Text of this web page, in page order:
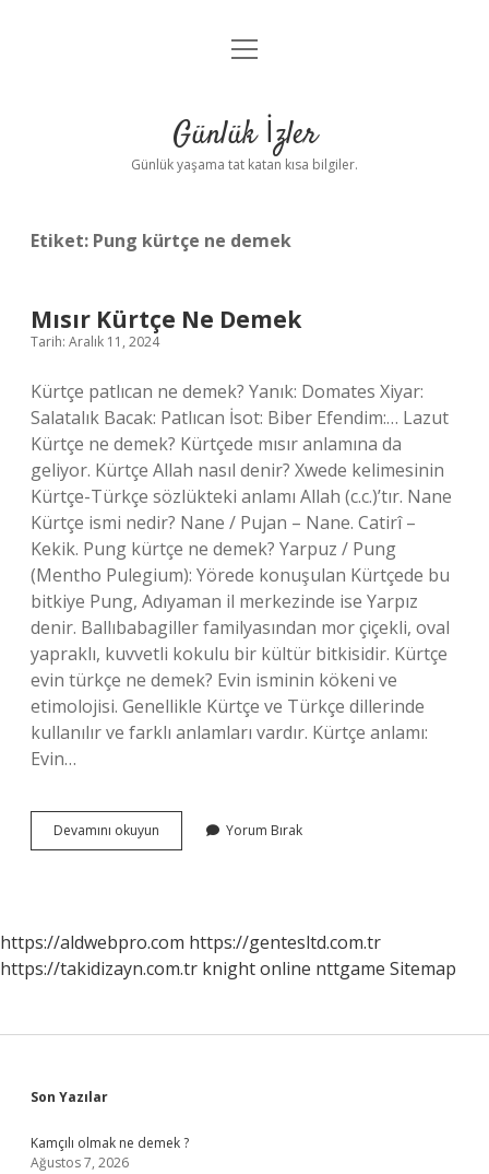
Anasayfa
Yasal Uyarı
menüyü
Günlük İzler
Günlük yaşama tat katan kısa bilgiler.
Etiket: Pung kürtçe ne demek
Mısır Kürtçe Ne Demek
Tarih: Aralık 11, 2024
Kürtçe patlıcan ne demek? ️Yanık: Domates Xiyar:
Salatalık Bacak: Patlıcan İsot: Biber Efendim:… Lazut
Kürtçe ne demek? Kürtçede mısır anlamına da
geliyor. Kürtçe Allah nasıl denir? Xwede kelimesinin
Kürtçe-Türkçe sözlükteki anlamı Allah (c.c.)’tır. Nane
Kürtçe ismi nedir? Nane / Pujan – Nane. Catirî –
Kekik. Pung kürtçe ne demek? Yarpuz / Pung
(Mentho Pulegium): Yörede konuşulan Kürtçede bu
bitkiye Pung, Adıyaman il merkezinde ise Yarpız
denir. Ballıbabagiller familyasından mor çiçekli, oval
yapraklı, kuvvetli kokulu bir kültür bitkisidir. Kürtçe
evin türkçe ne demek? Evin isminin kökeni ve
etimolojisi. Genellikle Kürtçe ve Türkçe dillerinde
kullanılır ve farklı anlamları vardır. Kürtçe anlamı:
Evin…
Devamını okuyun
Kürtçe
Yorum Bırak
https://aldwebpro.com https://gentesltd.com.tr
https://takidizayn.com.tr knight online nttgame Sitemap
Sidebar
Son Yazılar
Kamçılı olmak ne demek ?
Ağustos 7, 2026